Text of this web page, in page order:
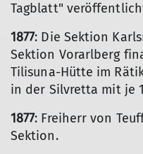
Tagblatt"
1877: Die Sektion
Sektion Vorarlberg
Tilisuna-Hütte im
in der Silvretta mit je
1877: Freiherr von
Sektion.